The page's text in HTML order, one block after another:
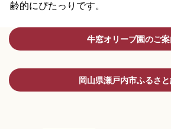
齢的にぴたっりです。
牛窓オリーブ園のご
岡山県瀬戸内市ふるさ